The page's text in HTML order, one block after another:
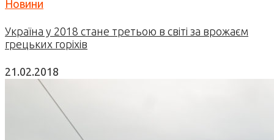
Новини
Україна у 2018 стане третьою в світі за врожаєм
грецьких горіхів
21.02.2018